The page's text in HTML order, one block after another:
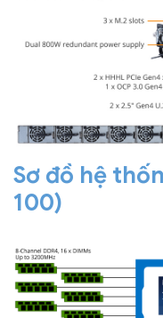
Sơ đồ hệ
100)